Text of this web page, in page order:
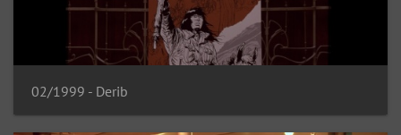
02/1999 - Derib